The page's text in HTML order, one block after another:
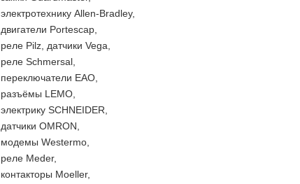
электротехнику Allen-Bradley,
двигатели Portescap,
реле Pilz, датчики Vega,
реле Schmersal,
переключатели EAO,
разъёмы LEMO,
электрику SCHNEIDER,
датчики OMRON,
модемы Westermo,
реле Meder,
контакторы Moeller,